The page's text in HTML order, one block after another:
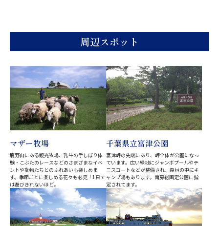
周辺スポット
マザー牧場
鹿野山にある観光牧場、乳牛の手しぼり体
験・こぶたのレースなどのさまざまなイベ
ントや動物たちとのふれあいも楽しめま
す。季節ごとに楽しめる花々も必見！1日で
は遊びきれないほど。
千葉県立富津公園
富津岬の先端にあり、岬全体が公園になっ
ています。広い緑地にジャンボプールやテ
ニスコートなどが整備され、森林の中にキ
ャンプ場もあります。南房総国定公園に指
定されてます。